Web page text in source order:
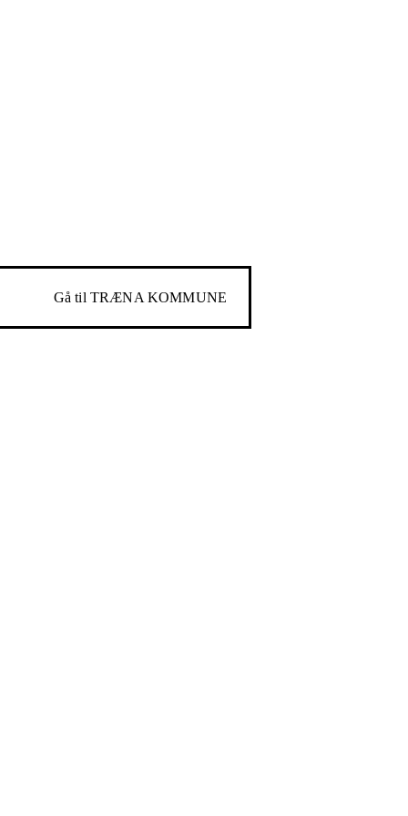
Gå til TRÆNA KOMMUNE